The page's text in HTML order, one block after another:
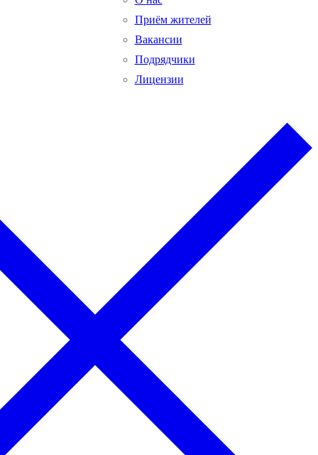
Приём жителей
Вакансии
Подрядчики
Лицензии